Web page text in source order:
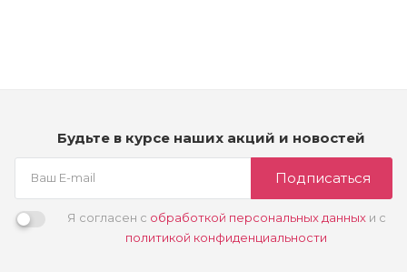
Будьте в курсе наших акций и новостей
Подписаться
Я согласен с обработкой персональных данныхи с
политикой конфиденциальности